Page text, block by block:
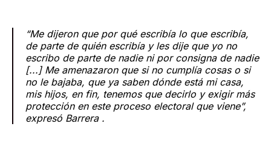
“Me dijeron que por qué escribía lo que escribía,
de parte de quién escribía y les dije que yo no
escribo de parte de nadie ni por consigna de nadie
[...] Me amenazaron que si no cumplía cosas o si
no le bajaba, que ya saben dónde está mi casa,
mis hijos, en fin, tenemos que decirlo y exigir más
protección en este proceso electoral que viene”,
expresó Barrera .